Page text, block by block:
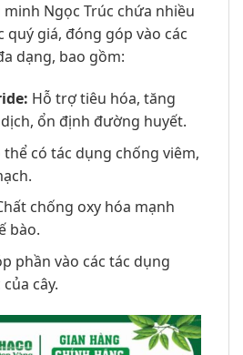
Ngọc Trúc chứa nhiều
quý giá, đóng góp vào các
dạng, bao gồm:
Hỗ trợ tiêu hóa, tăng
ổn định đường huyết.
thể có tác dụng chống viêm,
chống oxy hóa mạnh
bào.
phần vào các tác dụng
cây.